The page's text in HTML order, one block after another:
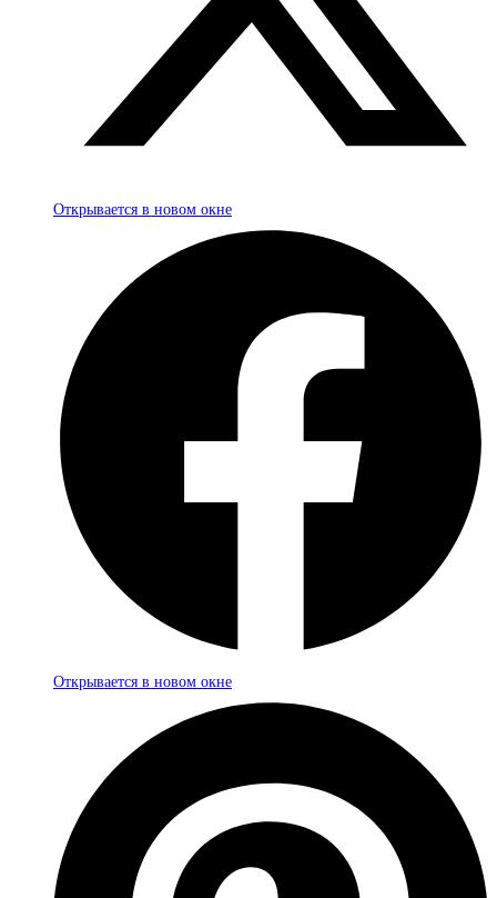
Открывается в новом окне
Открывается в новом окне